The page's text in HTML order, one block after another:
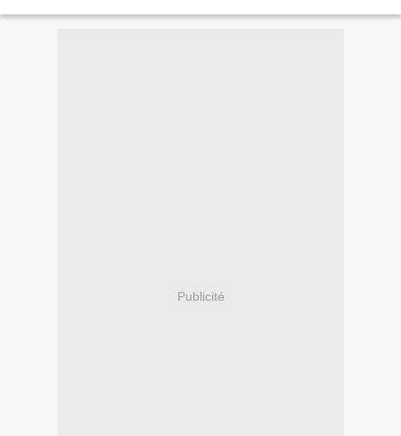
Publicité